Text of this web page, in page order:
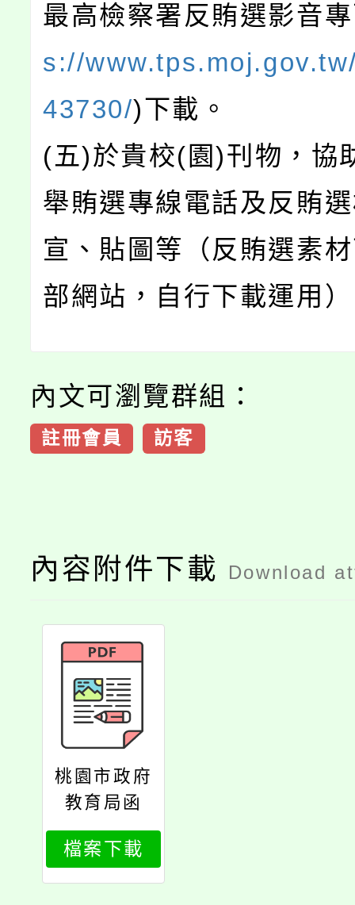
最高檢察署反賄選影音
s://
43730/)下載。
(五)於貴校(園)刊物，協
舉賄選專線電話及反賄
宣、貼圖等（反賄選素
部網站，自行下載運用
內文可瀏覽群組：
註冊會員 訪客
內容附件下載 Download
桃園市政府
教育局函
檔案下載